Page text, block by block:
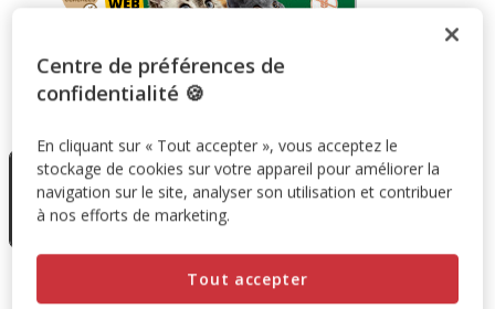
15g
En rupture
de stock
2.29€
(152.66€ / kg)
Prix 2.29€, 152.66 EUR par kg
Centre de préférences de
confidentialité 🍪
En cliquant sur « Tout accepter », vous acceptez le
stockage de cookies sur votre appareil pour améliorer la
navigation sur le site, analyser son utilisation et contribuer
à nos efforts de marketing.
Tout accepter